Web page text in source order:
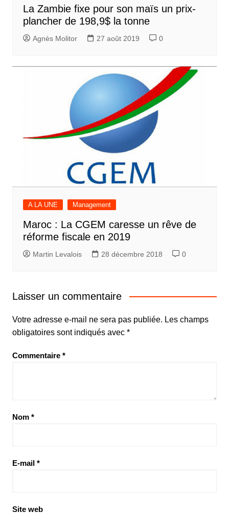
La Zambie fixe pour son maïs un prix-
plancher de 198,9$ la tonne
Agnès Molitor 27 août 2019 0
A LA UNE Management
Maroc : La CGEM caresse un rêve de
réforme fiscale en 2019
Martin Levalois 28 décembre 2018 0
Laisser un commentaire
Votre adresse e-mail ne sera pas publiée. Les champs
obligatoires sont indiqués avec *
Commentaire *
Nom *
E-mail *
Site web